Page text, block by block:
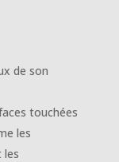
de son
touchées
les
les